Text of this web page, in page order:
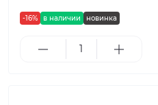
-16% в наличии новинка